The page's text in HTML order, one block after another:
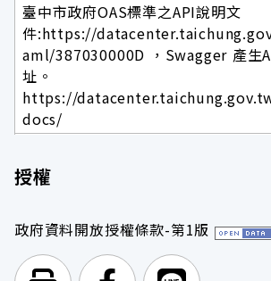
臺中市政府OAS標準之API說明文
件:https://
aml/387030000D ，Swagger 產生
址。
https://
docs/
授權
政府資料開放授權條款-第1版